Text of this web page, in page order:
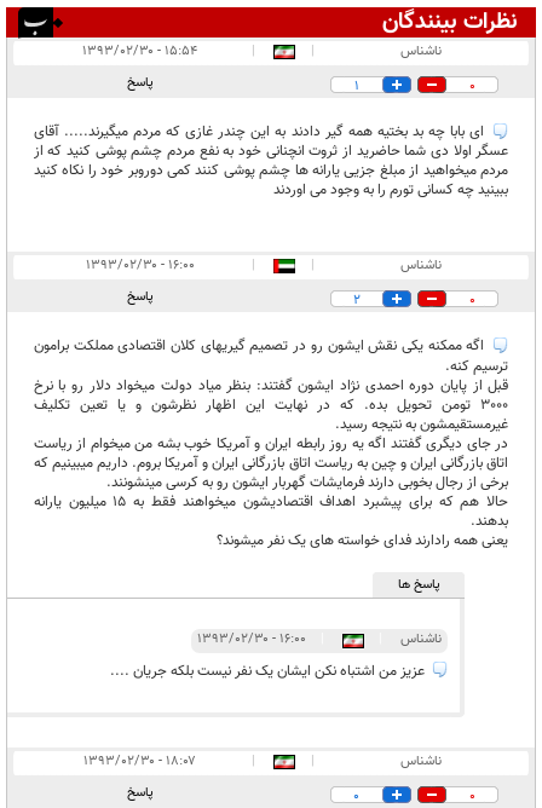
نظرات بینندگان
در انتظار بررسی:
ناشناس |
|
۱۵:۵۴ - ۱۳۹۳/۰۲/۳۰
0
1 پاسخ
ای بابا چه بد بختیه همه گیر دادند به این چندر غازی که مردم میگیرند..... آقای
عسگر اولا دی شما حاضرید از ثروت انچنانی خود به نفع مردم چشم پوشی کنید که از
مردم میخواهید از مبلغ جزیی یارانه ها چشم پوشی کنند کمی دوروبر خود را نکاه کنید
ببینید چه کسانی تورم را به وجود می اوردند
ناشناس |
|
۱۶:۰۰ - ۱۳۹۳/۰۲/۳۰
0
2 پاسخ
اگه ممکنه یکی نقش ایشون رو در تصمیم گیریهای کلان اقتصادی مملکت برامون
ترسیم کنه.
قبل از پایان دوره احمدی نژاد ایشون گفتند: بنظر میاد دولت میخواد دلار رو با نرخ
3000 تومن تحویل بده. که در نهایت این اظهار نظرشون و یا تعین تکلیف
غیرمستقیمشون به نتیجه رسید.
در جای دیگری گفتند اگه یه روز رابطه ایران و آمریکا خوب بشه من میخوام از ریاست
اتاق بازرگانی ایران و چین به ریاست اتاق بازرگانی ایران و آمریکا بروم. داریم میبینیم که
برخی از رجال بخوبی دارند فرمایشات گهربار ایشون رو به کرسی مینشونند.
حالا هم که برای پیشبرد اهداف اقتصادیشون میخواهند فقط به 15 میلیون یارانه
بدهند.
یعنی همه رادارند فدای خواسته های یک نفر میشوند؟
پاسخ ها
ناشناس ۱۶:۰۰ - ۱۳۹۳/۰۲/۳۰
عزیز من اشتباه نکن ایشان یک نفر نیست بلکه جریان ....
ناشناس |
|
۱۸:۰۷ - ۱۳۹۳/۰۲/۳۰
0
0 پاسخ